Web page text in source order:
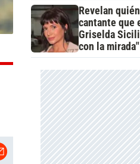
Revelan
cantante que
Griselda
con la mirada"